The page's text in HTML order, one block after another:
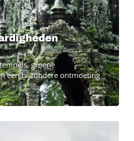
groene
een bijzondere ontmoeting